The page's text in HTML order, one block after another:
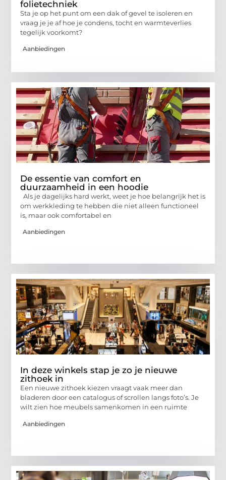
folietechniek
Sta je op het punt om een dak of gevel te isoleren en
vraag je je af hoe je condens, tocht en warmteverlies
tegelijk voorkomt?
Aanbiedingen
De essentie van comfort en
duurzaamheid in een hoodie
Als je dagelijks hard werkt, weet je hoe belangrijk het is
om werkkleding te hebben die niet alleen functioneel
is, maar ook comfortabel en
Aanbiedingen
In deze winkels stap je zo je nieuwe
zithoek in
Een nieuwe zithoek kiezen vraagt vaak meer dan
bladeren door een catalogus of scrollen langs foto’s. Je
wilt zien hoe meubels samenkomen in een ruimte
Aanbiedingen